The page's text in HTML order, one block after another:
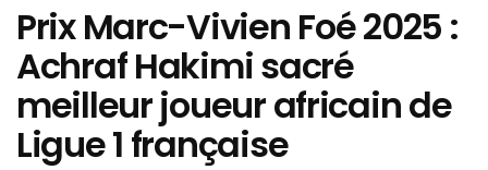
Prix Marc-Vivien Foé 2025 :
Achraf Hakimi sacré
meilleur joueur africain de
Ligue 1 française